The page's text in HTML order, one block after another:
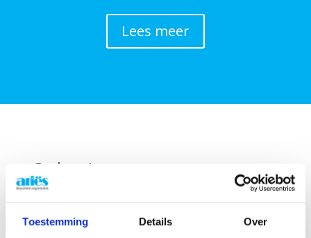
Toestemming Details Over
Lees meer
Oplossingen voor
organisaties met intensieve
administratie
Ariës ondersteunt onder andere: